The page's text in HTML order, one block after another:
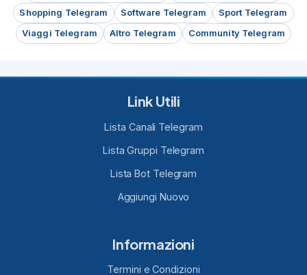
Shopping Telegram
Software Telegram
Sport Telegram
Viaggi Telegram
Altro Telegram Community Telegram
Link Utili
Lista Canali Telegram
Lista Gruppi Telegram
Lista Bot Telegram
Aggiungi Nuovo
Informazioni
Termini e Condizioni